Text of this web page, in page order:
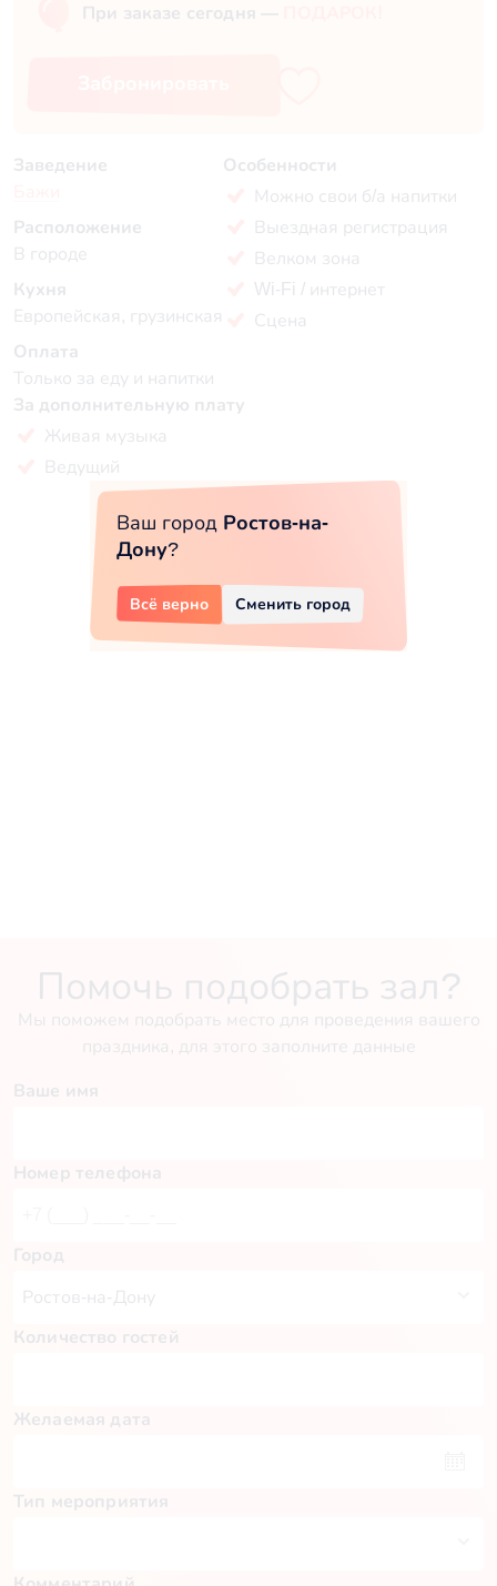
При заказе сегодня —
Заведение
Расположение
В городе
Кухня
Европейская, грузинская
Оплата
Только за еду и напитки
Особенности
Можно свои б/а напитки
Выездная регистрация
Велком зона
Wi-Fi / интернет
Сцена
За дополнительную плату
Живая музыка
Ведущий
Помочь подобрать зал?
Мы поможем подобрать место для проведения вашего
праздника, для этого заполните данные
Ваше имя
Номер телефона
Город
Количество гостей
Желаемая дата
Тип мероприятия
Ваш город Ростов-на-
Дону?
Всё верно Сменить город